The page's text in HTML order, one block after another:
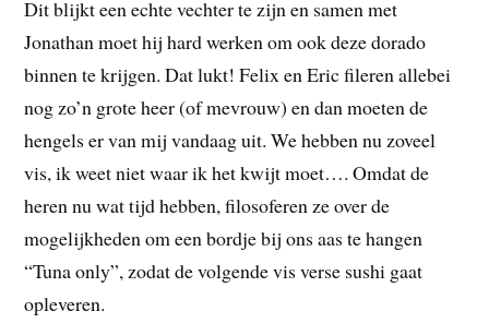
Dit blijkt een echte vechter te zijn en samen met
Jonathan moet hij hard werken om ook deze dorado
binnen te krijgen. Dat lukt! Felix en Eric fileren allebei
nog zo’n grote heer (of mevrouw) en dan moeten de
hengels er van mij vandaag uit. We hebben nu zoveel
vis, ik weet niet waar ik het kwijt moet…. Omdat de
heren nu wat tijd hebben, filosoferen ze over de
mogelijkheden om een bordje bij ons aas te hangen
“Tuna only”, zodat de volgende vis verse sushi gaat
opleveren.